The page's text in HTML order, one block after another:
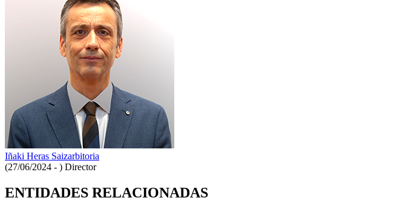
Iñaki Heras Saizarbitoria
(27/06/2024 - ) Director
ENTIDADES RELACIONADAS